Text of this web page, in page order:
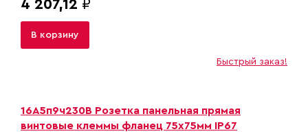
4 207,12 ₽
В корзину
Быстрый заказ!
16A5п9ч230B Розетка панельная прямая
винтовые клеммы фланец 75х75мм IP67